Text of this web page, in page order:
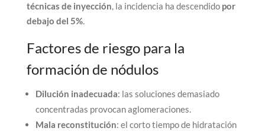
técnicas de inyección, la incidencia ha descendido por
debajo del 5%.
Factores de riesgo para la
formación de nódulos
Dilución inadecuada: las soluciones demasiado
concentradas provocan aglomeraciones.
Mala reconstitución: el corto tiempo de hidratación